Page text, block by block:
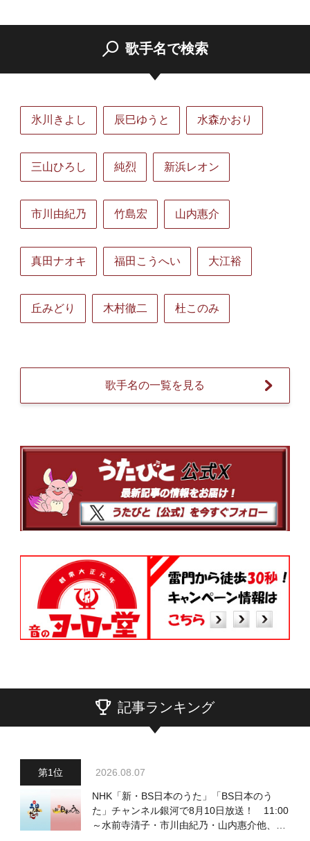
歌手名で検索
氷川きよし 辰巳ゆうと 水森かおり
三山ひろし 純烈 新浜レオン
市川由紀乃 竹島宏 山内惠介
真田ナオキ 福田こうへい 大江裕
丘みどり 木村徹二 杜このみ
歌手名の一覧を見る
記事ランキング
2026.08.07
NHK「新・BS日本のうた」「BS日本のう
た」チャンネル銀河で8月10日放送！ 11:00
～水前寺清子・市川由紀乃・山内惠介他、